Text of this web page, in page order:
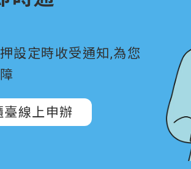
設定時收受通知,為您
線上申辦